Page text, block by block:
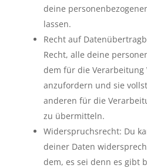
deine
lassen.
Recht auf
Recht, alle deine
dem für die Verarbeitung
anzufordern und sie
anderen für die
zu übermitteln.
Widerspruchsrecht: Du
deiner Daten
dem, es sei denn es gibt